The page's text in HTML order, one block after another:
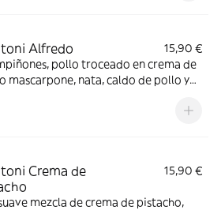
Alfredo
15,90 €
pollo troceado en crema de
mascarpone, nata, caldo de pollo y
Crema de
15,90 €
mezcla de crema de pistacho,